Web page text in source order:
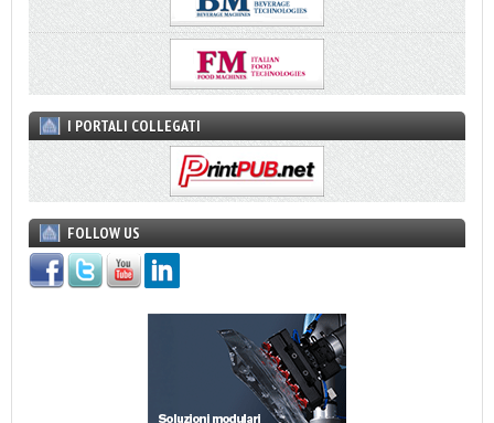
I PORTALI COLLEGATI
FOLLOW US